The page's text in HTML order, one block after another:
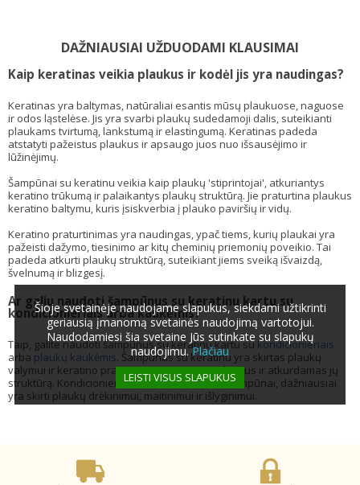
DAŽNIAUSIAI UŽDUODAMI KLAUSIMAI
Kaip keratinas veikia plaukus ir kodėl jis yra naudingas?
Keratinas yra baltymas, natūraliai esantis mūsų plaukuose, naguose
ir odos ląstelėse. Jis yra svarbi plaukų sudedamoji dalis, suteikianti
plaukams tvirtumą, lankstumą ir elastingumą. Keratinas padeda
atstatyti pažeistus plaukus ir apsaugo juos nuo išsausėjimo ir
lūžinėjimų.
Šampūnai su keratinu veikia kaip plaukų 'stiprintojai', atkuriantys
keratino trūkumą ir palaikantys plaukų struktūrą. Jie praturtina plaukus
keratino baltymu, kuris įsiskverbia į plauko paviršių ir vidų.
Keratino praturtinimas yra naudingas, ypač tiems, kurių plaukai yra
pažeisti dažymo, tiesinimo ar kitų cheminių priemonių poveikio. Tai
padeda atkurti plaukų struktūrą, suteikiant jiems sveiką išvaizdą,
švelnumą ir blizgesį.
Ar galiu naudoti šampūnus su keratinu kartu su
kondicionieriais arba kaukėmis?
Taip, galite naudoti šampūnus su keratinu kartu su kondicionieriais
arba plaukų kaukėmis. Šampūnas su keratinu yra skirtas plaukų
valymui ir keratino praturtinimui, stiprinant plaukus ir atkurdamas jų
struktūrą. Kondicionieriai ir kaukės, kitaip nei šampūnai, dažniausiai
yra skirti plaukų drėkinimui, maitinimui ir išlyginimui.
Šioje svetainėje naudojame slapukus, siekdami užtikrinti
geriausią įmanomą svetainės naudojimą vartotojui.
Naudodamiesi šia svetaine Jūs sutinkate su slapukų
naudojimu. Plačiau
LEISTI VISUS SLAPUKUS